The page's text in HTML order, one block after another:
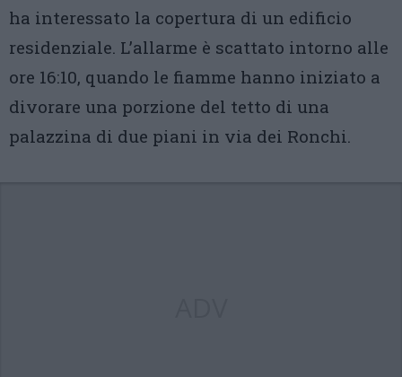
ha interessato la copertura di un edificio
residenziale. L’allarme è scattato intorno alle
ore 16:10, quando le fiamme hanno iniziato a
divorare una porzione del tetto di una
palazzina di due piani in via dei Ronchi.